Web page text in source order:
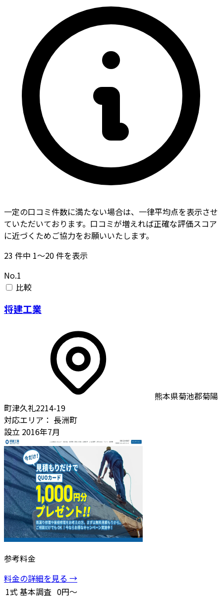
一定の口コミ件数に満たない場合は、一律平均点を表示させ
ていただいております。口コミが増えれば正確な評価スコア
に近づくためご協力をお願いいたします。
23 件中 1〜20件を表示
No.1
比較
将建工業
熊本県菊池郡菊陽
町津久礼2214-19
対応エリア： 長洲町
設立 2016年7月
参考料金
料金の詳細を見る →
1式 基本調査 0円～